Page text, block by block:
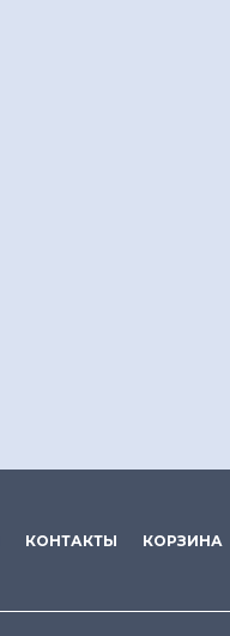
КОНТАКТЫ КОРЗИНА